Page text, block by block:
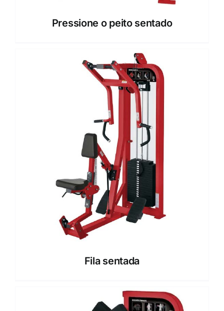
Pressione o peito sentado
Fila sentada